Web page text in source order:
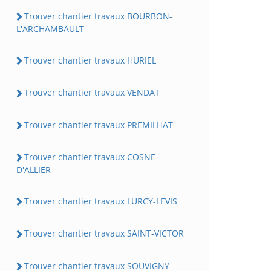
Trouver chantier travaux BOURBON-
L'ARCHAMBAULT
Trouver chantier travaux HURIEL
Trouver chantier travaux VENDAT
Trouver chantier travaux PREMILHAT
Trouver chantier travaux COSNE-
D'ALLIER
Trouver chantier travaux LURCY-LEVIS
Trouver chantier travaux SAINT-VICTOR
Trouver chantier travaux SOUVIGNY